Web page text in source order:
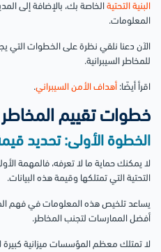
البنية التحتية الخاصة بك، بالإضافة إلى
المعلومات.
الآن دعنا نلقي نظرة على الخطوات التي
للمخاطر السيبرانية.
اقرأ أيضًا: أهداف الأمن السيبراني.
خطوات تقييم المخاطر
الخطوة الأولى: تحديد
لا يمكنك حماية ما لا تعرفه، فالمهمة
التحتية التي تمتلكها وقيمة هذه البيانات.
يساعد تلخيص هذه المعلومات في فهم
أفضل الممارسات لتجنب المخاطر.
لا تمتلك معظم المؤسسات ميزانية كبيرة